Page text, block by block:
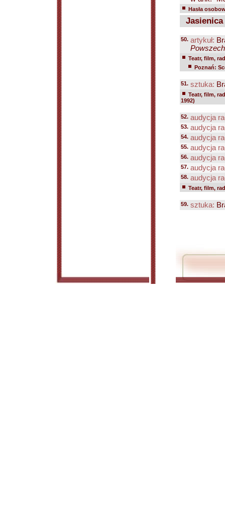
Hasła
Jasienica
50. artykuł:
Teatr, film,
Poznań:
51. sztuka:
Teatr, film,
1992)
52. audycja
53. audycja
54. audycja
55. audycja
56. audycja
57. audycja
58. audycja
Teatr, film,
59. sztuka: